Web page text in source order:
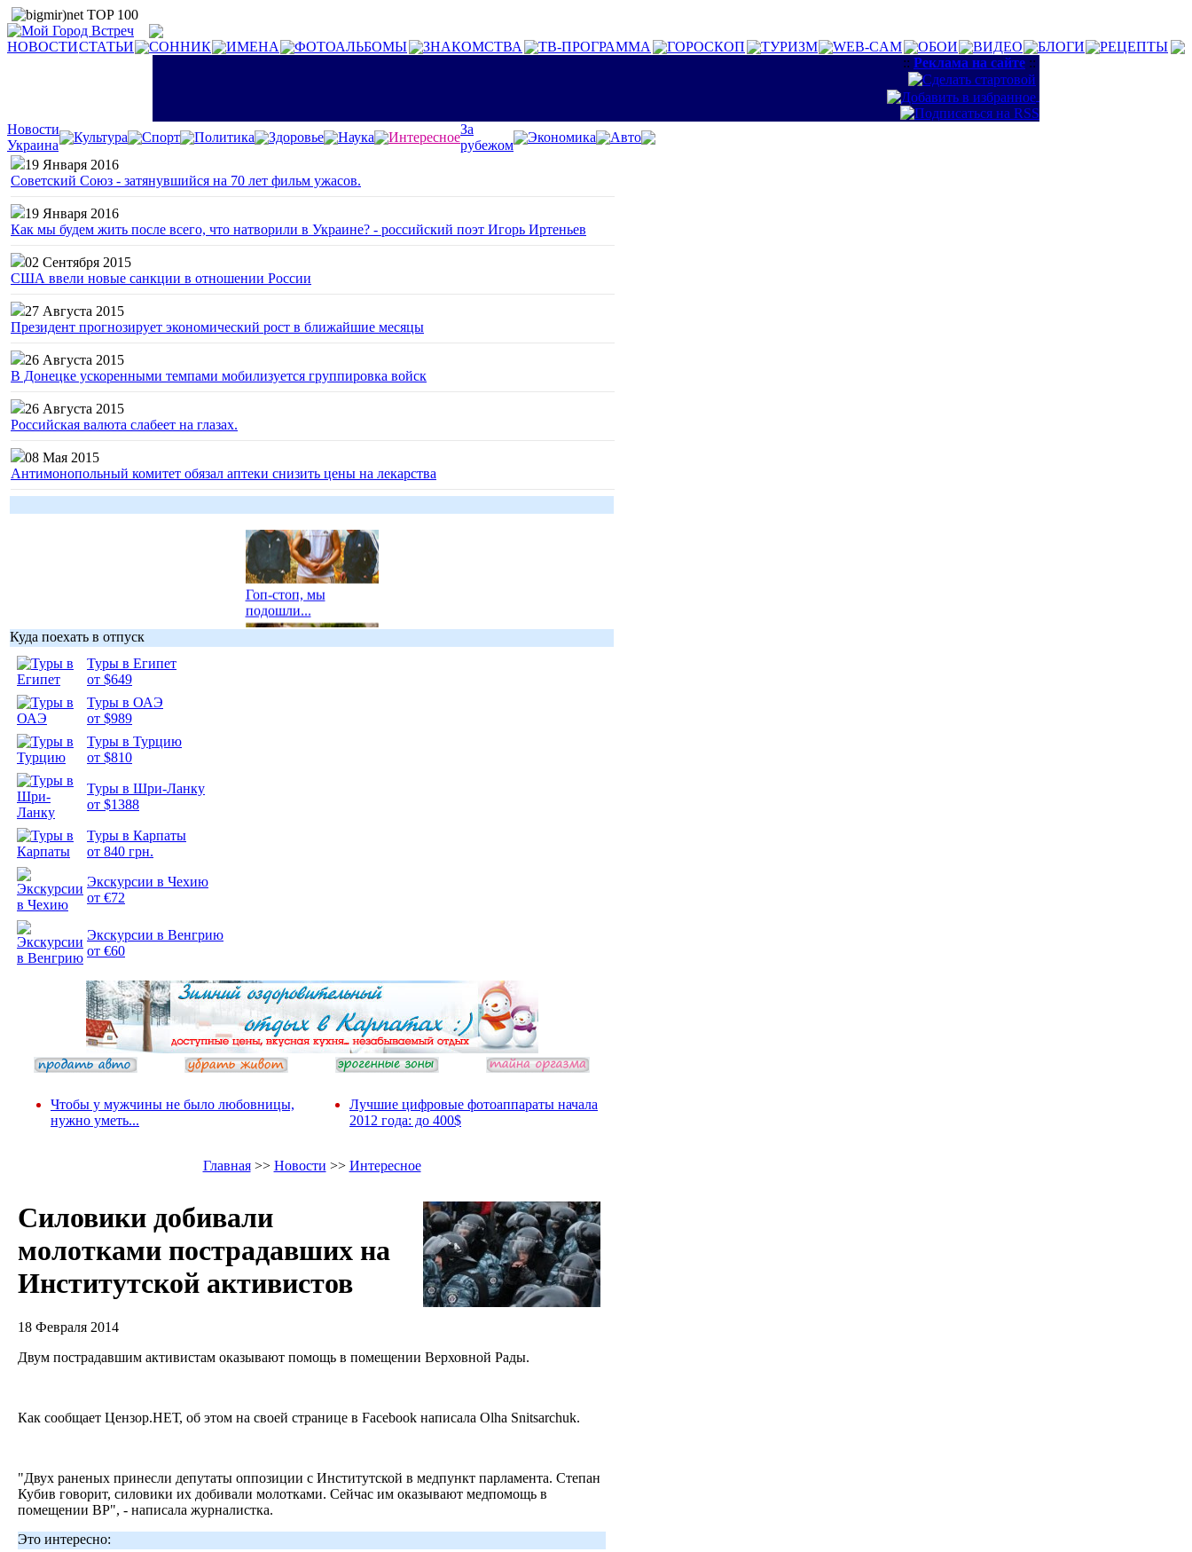
НОВОСТИСТАТЬИ СОННИК ИМЕНА ФОТОАЛЬБОМЫ ЗНАКОМСТВА ТВ-ПРОГРАММА ГОРОСКОП ТУРИЗМ WEB-CAM ОБОИ ВИДЕО БЛОГИ
РЕЦЕПТЫ
:: Реклама на сайте ::
Новости
Украина
Культура Спорт Политика Здоровье Наука Интересное
За
рубежом
Экономика
Авто
19 Января 2016
Советский Союз - затянувшийся на 70 лет фильм ужасов.
19 Января 2016
Как мы будем жить после всего, что натворили в Украине? - российский поэт Игорь Иртеньев
02 Сентября 2015
США ввели новые санкции в отношении России
27 Августа 2015
Президент прогнозирует экономический рост в ближайшие месяцы
26 Августа 2015
В Донецке ускоренными темпами мобилизуется группировка войск
26 Августа 2015
Российская валюта слабеет на глазах.
08 Мая 2015
Антимонопольный комитет обязал аптеки снизить цены на лекарства
Гоп-стоп, мы
подошли...
Куда поехать в отпуск
Туры в Египет
от $649
Туры в ОАЭ
от $989
Туры в Турцию
от $810
Туры в Шри-Ланку
от $1388
Туры в Карпаты
от 840 грн.
Экскурсии в Чехию
от €72
Экскурсии в Венгрию
от €60
Чтобы у мужчины не было любовницы,
нужно уметь...
Лучшие цифровые фотоаппараты начала
2012 года: до 400$
Главная>> Новости >> Интересное
Силовики добивали
молотками пострадавших на
Институтской активистов
18 Февраля 2014
Двум пострадавшим активистам оказывают помощь в помещении Верховной Рады.
Как сообщает Цензор.НЕТ, об этом на своей странице в Facebook написала Olha Snitsarchuk.
"Двух раненых принесли депутаты оппозиции с Институтской в ​​медпункт парламента. Степан
Кубив говорит, силовики их добивали молотками. Сейчас им оказывают медпомощь в
помещении ВР", - написала журналистка.
Это интересно: